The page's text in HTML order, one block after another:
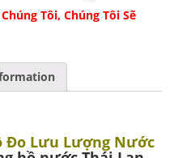
Tôi, Chúng Tôi Sẽ
Đo Lưu Lượng Nước